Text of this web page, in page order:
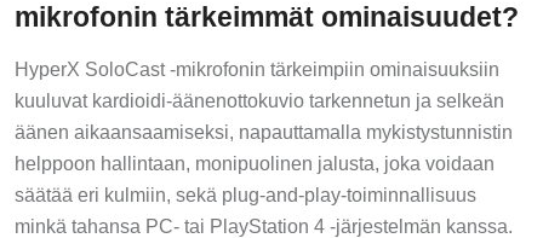
mikrofonin tärkeimmät ominaisuudet?
HyperX SoloCast -mikrofonin tärkeimpiin ominaisuuksiin
kuuluvat kardioidi-äänenottokuvio tarkennetun ja selkeän
äänen aikaansaamiseksi, napauttamalla mykistystunnistin
helppoon hallintaan, monipuolinen jalusta, joka voidaan
säätää eri kulmiin, sekä plug-and-play-toiminnallisuus
minkä tahansa PC- tai PlayStation 4 -järjestelmän kanssa.